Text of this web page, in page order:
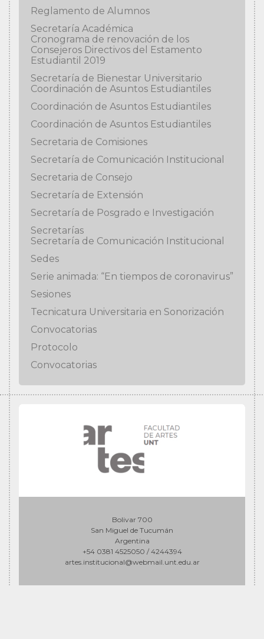
Reglamento de Alumnos
Secretaría Académica
Cronograma de renovación de los
Consejeros Directivos del Estamento
Estudiantil 2019
Secretaría de Bienestar Universitario
Coordinación de Asuntos Estudiantiles
Coordinación de Asuntos Estudiantiles
Coordinación de Asuntos Estudiantiles
Secretaria de Comisiones
Secretaría de Comunicación Institucional
Secretaria de Consejo
Secretaría de Extensión
Secretaría de Posgrado e Investigación
Secretarías
Secretaría de Comunicación Institucional
Sedes
Serie animada: “En tiempos de coronavirus”
Sesiones
Tecnicatura Universitaria en Sonorización
Convocatorias
Protocolo
Convocatorias
Bolivar 700
San Miguel de Tucumán
Argentina
+54 0381 4525050 / 4244394
artes.institucional@webmail.unt.edu.ar